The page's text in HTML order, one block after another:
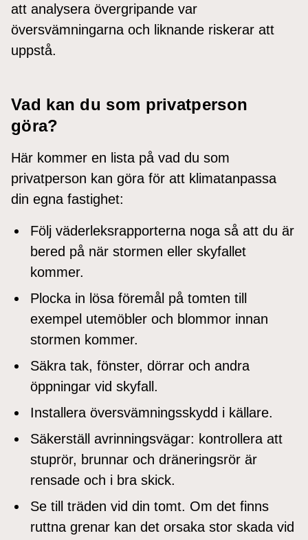
att analysera övergripande var
översvämningarna och liknande riskerar att
uppstå.
Vad kan du som privatperson
göra?
Här kommer en lista på vad du som
privatperson kan göra för att klimatanpassa
din egna fastighet:
Följ väderleksrapporterna noga så att du är
bered på när stormen eller skyfallet
kommer.
Plocka in lösa föremål på tomten till
exempel utemöbler och blommor innan
stormen kommer.
Säkra tak, fönster, dörrar och andra
öppningar vid skyfall.
Installera översvämningsskydd i källare.
Säkerställ avrinningsvägar: kontrollera att
stuprör, brunnar och dräneringsrör är
rensade och i bra skick.
Se till träden vid din tomt. Om det finns
ruttna grenar kan det orsaka stor skada vid